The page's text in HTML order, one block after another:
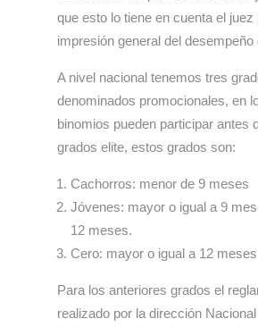
que esto lo tiene en cuenta el juez
impresión general del desempeño
A nivel nacional tenemos tres
denominados promocionales, en
binomios pueden participar antes
grados elite, estos grados son:
Cachorros: menor de 9 meses
Jóvenes: mayor o igual a 9
12 meses.
Cero: mayor o igual a 12 meses
Para los anteriores grados el
realizado por la dirección